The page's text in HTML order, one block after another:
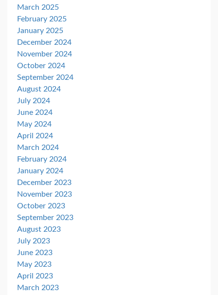
March 2025
February 2025
January 2025
December 2024
November 2024
October 2024
September 2024
August 2024
July 2024
June 2024
May 2024
April 2024
March 2024
February 2024
January 2024
December 2023
November 2023
October 2023
September 2023
August 2023
July 2023
June 2023
May 2023
April 2023
March 2023